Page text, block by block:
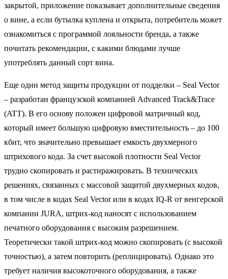
закрытой, приложение показывает дополнительные сведения
о вине, а если бутылка куплена и открыта, потребитель может
ознакомиться с программой лояльности бренда, а также
почитать рекомендации, с какими блюдами лучше
употреблять данный сорт вина.
Еще один метод защиты продукции от подделки – Seal Vector
– разработан французской компанией Advanced Track&Trace
(ATT). В его основу положен цифровой матричный код,
который имеет большую цифровую вместительность – до 100
кбит, что значительно превышает емкость двухмерного
штрихового кода. За счет высокой плотности Seal Vector
трудно скопировать и растиражировать. В технических
решениях, связанных с массовой защитой двухмерных кодов,
в том числе в кодах Seal Vector или в кодах IQ-R от венгерской
компании JURA, штрих-код наносят с использованием
печатного оборудования с высоким разрешением.
Теоретически такой штрих-код можно скопировать (с высокой
точностью), а затем повторить (реплицировать). Однако это
требует наличия высокоточного оборудования, а также